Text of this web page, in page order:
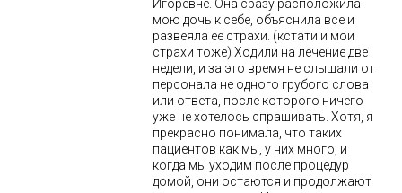
Игоревне. Она сразу расположила
мою дочь к себе, объяснила все и
развеяла ее страхи. (кстати и мои
страхи тоже) Ходили на лечение две
недели, и за это время не слышали от
персонала не одного грубого слова
или ответа, после которого ничего
уже не хотелось спрашивать. Хотя, я
прекрасно понимала, что таких
пациентов как мы, у них много, и
когда мы уходим после процедур
домой, они остаются и продолжают